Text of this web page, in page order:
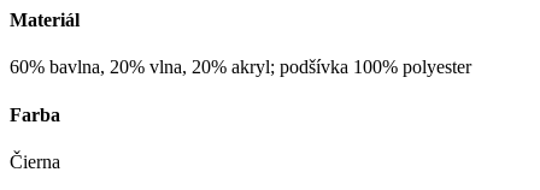
Materiál
60% bavlna, 20% vlna, 20% akryl; podšívka 100% polyester
Farba
Čierna